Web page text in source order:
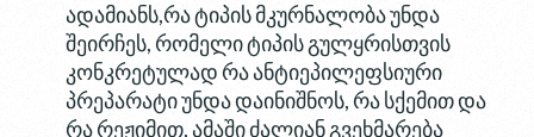
ადამიანს,რა ტიპის მკურნალობა უნდა
შეირჩეს, რომელი ტიპის გულყრისთვის
კონკრეტულად რა ანტიეპილეფსიური
პრეპარატი უნდა დაინიშნოს, რა სქემით და
რა რეჟიმით, ამაში ძალიან გვეხმარება